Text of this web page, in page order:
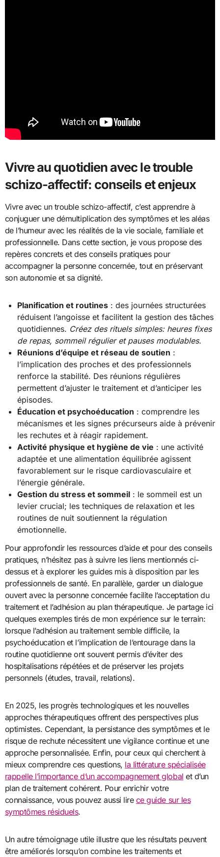
Vivre au quotidien avec le trouble
schizo-affectif: conseils et enjeux
Vivre avec un trouble schizo-affectif, c’est apprendre à
conjuguer une démultiplication des symptômes et les aléas
de l’humeur avec les réalités de la vie sociale, familiale et
professionnelle. Dans cette section, je vous propose des
repères concrets et des conseils pratiques pour
accompagner la personne concernée, tout en préservant
son autonomie et sa dignité.
Planification et routines : des journées structurées
réduisent l’angoisse et facilitent la gestion des tâches
quotidiennes. Créez des rituels simples: heures fixes
de repas, sommeil régulier et pauses modulables.
Réunions d’équipe et réseau de soutien :
l’implication des proches et des professionnels
renforce la stabilité. Des réunions régulières
permettent d’ajuster le traitement et d’anticiper les
épisodes.
Éducation et psychoéducation : comprendre les
mécanismes et les signes précurseurs aide à prévenir
les rechutes et à réagir rapidement.
Activité physique et hygiène de vie : une activité
adaptée et une alimentation équilibrée agissent
favorablement sur le risque cardiovasculaire et
l’énergie générale.
Gestion du stress et sommeil : le sommeil est un
levier crucial; les techniques de relaxation et les
routines de nuit soutiennent la régulation
émotionnelle.
Pour approfondir les ressources d’aide et pour des conseils
pratiques, n’hésitez pas à suivre les liens mentionnés ci-
dessus et à explorer les guides mis à disposition par les
professionnels de santé. En parallèle, garder un dialogue
ouvert avec la personne concernée facilite l’acceptation du
traitement et l’adhésion au plan thérapeutique. Je partage ici
quelques exemples tirés de mon expérience sur le terrain:
lorsque l’adhésion au traitement semble difficile, la
psychoéducation et l’implication de l’entourage dans la
routine quotidienne ont souvent permis d’éviter des
hospitalisations répétées et de préserver les projets
personnels (études, travail, relations).
En 2025, les progrès technologiques et les nouvelles
approches thérapeutiques offrent des perspectives plus
optimistes. Cependant, la persistance des symptômes et le
risque de rechute nécessitent une vigilance continue et une
approche personnalisée. Enfin, pour ceux qui cherchent à
mieux comprendre ces questions, la littérature spécialisée
rappelle l’importance d’un accompagnement global et d’un
plan de traitement cohérent. Pour enrichir votre
connaissance, vous pouvez aussi lire ce guide sur les
symptômes résiduels.
Un autre témoignage utile illustre que les résultats peuvent
être améliorés lorsqu’on combine les traitements et